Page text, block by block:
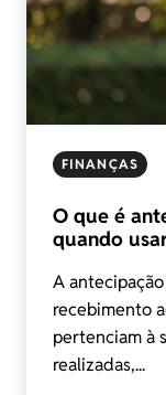
FINANÇAS
O que é
quando
A
recebimento
pertenciam à
realizadas,...